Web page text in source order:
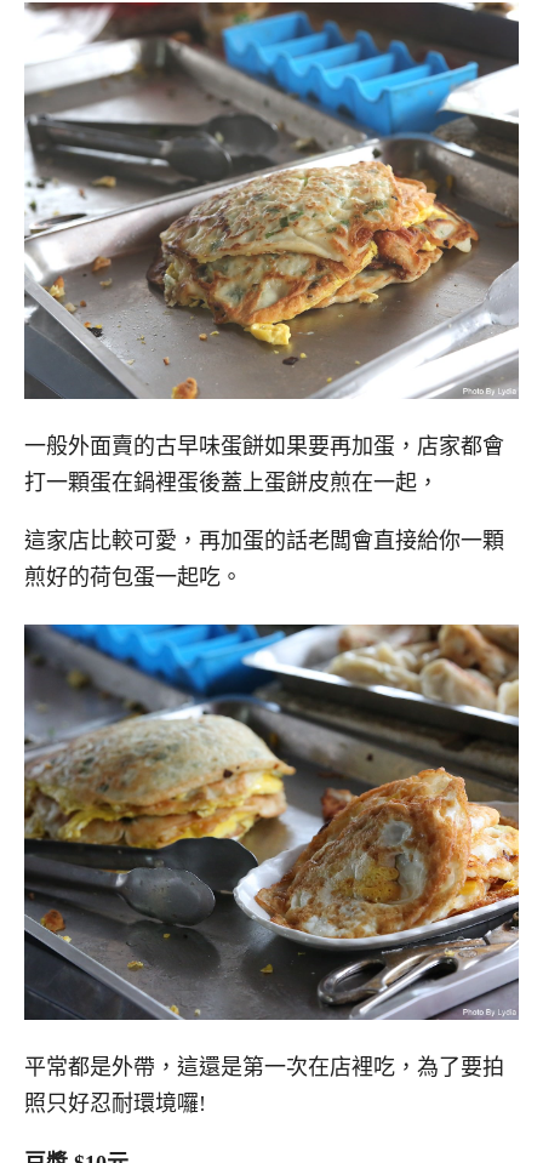
一般外面賣的古早味蛋餅如果要再加蛋，店家都會
打一顆蛋在鍋裡蛋後蓋上蛋餅皮煎在一起，
這家店比較可愛，再加蛋的話老闆會直接給你一顆
煎好的荷包蛋一起吃。
平常都是外帶，這還是第一次在店裡吃，為了要拍
照只好忍耐環境囉!